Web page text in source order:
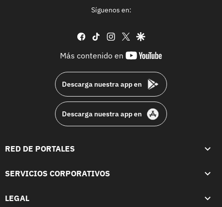
Síguenos en:
facebook
tiktok instagram
twittergoogle
Más contenido en
youtube-
Descarga nuestra app en
Descarga nuestra app en
RED DE PORTALES
SERVICIOS CORPORATIVOS
LEGAL